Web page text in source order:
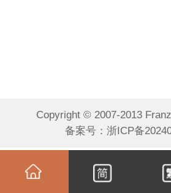
Copyright © 2007-2013
备案号： 浙ICP备